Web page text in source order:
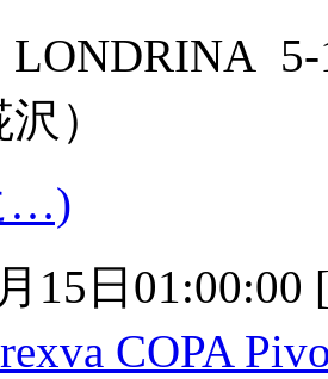
LONDRINA
）
…)
15日01:00:00
COPA